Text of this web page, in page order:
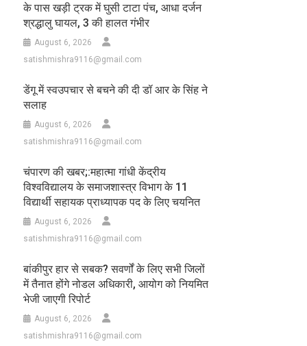
के पास खड़ी ट्रक में घुसी टाटा पंच, आधा दर्जन
श्रद्धालु घायल, 3 की हालत गंभीर
August 6, 2026
satishmishra9116@gmail.com
डेंगू में स्वउपचार से बचने की दी डॉ आर के सिंह ने
सलाह
August 6, 2026
satishmishra9116@gmail.com
चंपारण की खबर;:महात्मा गांधी केंद्रीय
विश्वविद्यालय के समाजशास्त्र विभाग के 11
विद्यार्थी सहायक प्राध्यापक पद के लिए चयनित
August 6, 2026
satishmishra9116@gmail.com
बांकीपुर हार से सबक? सवर्णों के लिए सभी जिलों
में तैनात होंगे नोडल अधिकारी, आयोग को नियमित
भेजी जाएगी रिपोर्ट
August 6, 2026
satishmishra9116@gmail.com